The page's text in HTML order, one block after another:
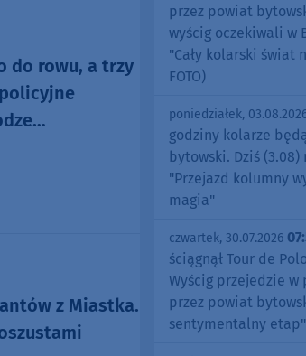
do rowu, a trzy
z Miastka.
przez powiat
wyścig oczekiwali w
"Cały kolarski świat
FOTO)
poniedziałek,
godziny kolarze
bytowski. Dziś (3.08)
"Przejazd kolumny
magia"
czwartek, 30.07.2026
ściągnął Tour de
Wyścig przejedzie w
przez powiat
sentymentalny etap"